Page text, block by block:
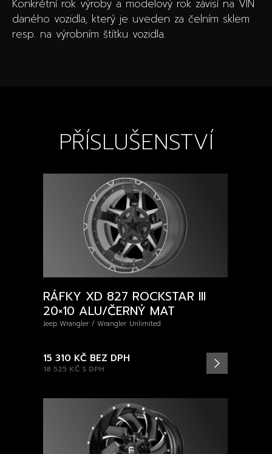
Konkrétní rok výroby a modelový rok závisí na VIN
daného vozidla, který je uveden za čelním sklem
resp. na výrobním štítku vozidla.
PŘÍSLUŠENSTVÍ
RÁFKY XD 827 ROCKSTAR III
20×10 ALU/ČERNÝ MAT
Jeep Wrangler / Wrangler Unlimited
18 525 KČ S DPH
15 310 KČ BEZ DPH